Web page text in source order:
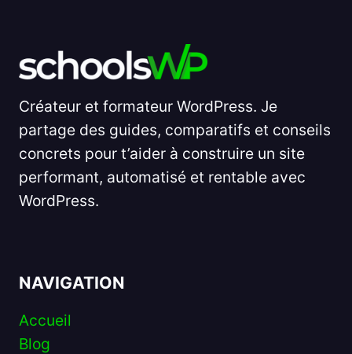
Créateur et formateur WordPress. Je
partage des guides, comparatifs et conseils
concrets pour t’aider à construire un site
performant, automatisé et rentable avec
WordPress.
NAVIGATION
Accueil
Blog